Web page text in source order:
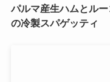
パルマ産生ハムとルー
の冷製スパゲッティ